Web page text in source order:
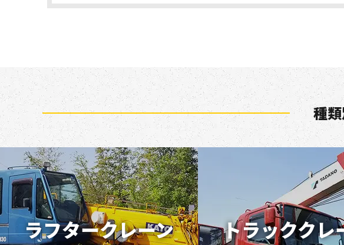
種
ラフタークレーン トラッククレ